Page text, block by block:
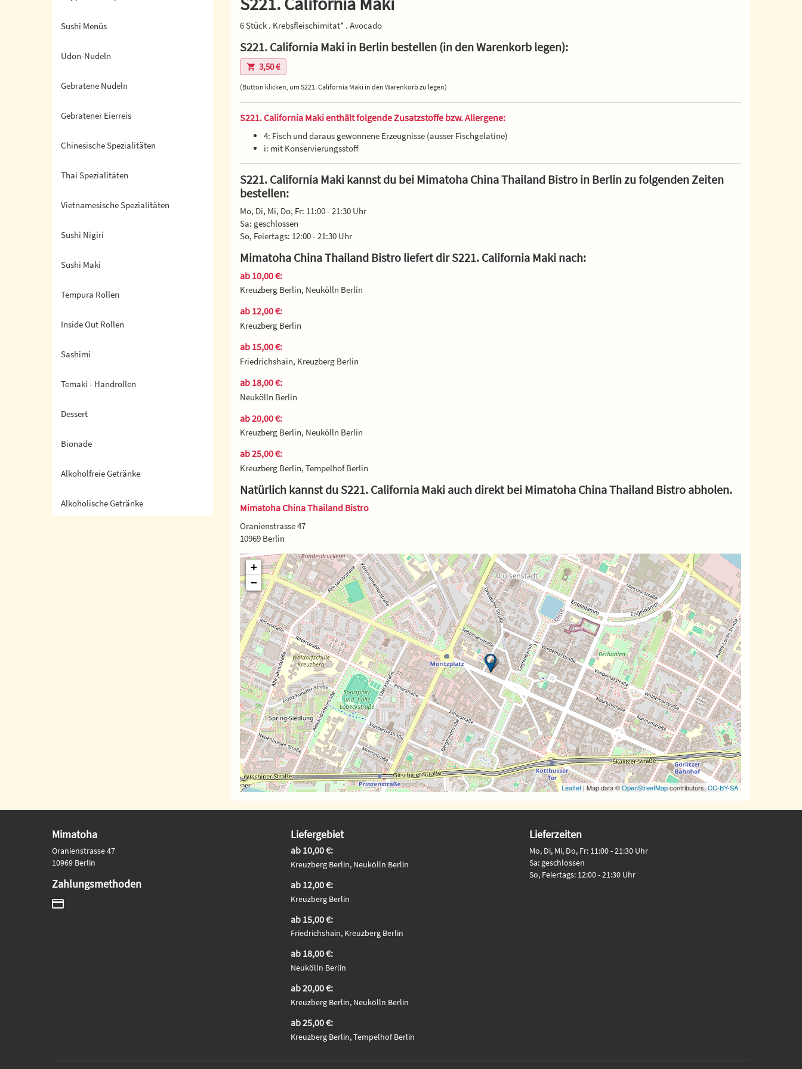
Sushi Menüs
Udon-Nudeln
Gebratene Nudeln
Gebratener Eierreis
Chinesische Spezialitäten
Thai Spezialitäten
Vietnamesische Spezialitäten
Sushi Nigiri
Sushi Maki
Tempura Rollen
Inside Out Rollen
Sashimi
Temaki - Handrollen
Dessert
Bionade
Alkoholfreie Getränke
Alkoholische Getränke
6 Stück . Krebsfleischimitat* . Avocado
S221. California Maki in Berlin bestellen (in den Warenkorb legen):
3,50 €
(Button klicken, um S221. California Maki in den Warenkorb zu legen)
S221. California Maki enthält folgende Zusatzstoffe bzw. Allergene:
4: Fisch und daraus gewonnene Erzeugnisse (ausser Fischgelatine)
i: mit Konservierungsstoff
S221. California Maki kannst du bei Mimatoha China Thailand Bistro in Berlin zu folgenden Zeiten
bestellen:
Mo, Di, Mi, Do, Fr: 11:00 - 21:30 Uhr
Sa: geschlossen
So, Feiertags: 12:00 - 21:30 Uhr
Mimatoha China Thailand Bistro liefert dir S221. California Maki nach:
ab 10,00 €:
Kreuzberg Berlin, Neukölln Berlin
ab 12,00 €:
Kreuzberg Berlin
ab 15,00 €:
Friedrichshain, Kreuzberg Berlin
ab 18,00 €:
Neukölln Berlin
ab 20,00 €:
Kreuzberg Berlin, Neukölln Berlin
ab 25,00 €:
Kreuzberg Berlin, Tempelhof Berlin
Natürlich kannst du S221. California Maki auch direkt bei Mimatoha China Thailand Bistro abholen.
Mimatoha China Thailand Bistro
Oranienstrasse 47
10969 Berlin
+
−
Leaflet| Map data ©OpenStreetMapcontributors,CC-BY-SA
Mimatoha
Oranienstrasse 47
10969 Berlin
Zahlungsmethoden
Liefergebiet
ab 10,00 €:
Kreuzberg Berlin, Neukölln Berlin
ab 12,00 €:
Kreuzberg Berlin
ab 15,00 €:
Friedrichshain, Kreuzberg Berlin
ab 18,00 €:
Neukölln Berlin
ab 20,00 €:
Kreuzberg Berlin, Neukölln Berlin
ab 25,00 €:
Kreuzberg Berlin, Tempelhof Berlin
Lieferzeiten
Mo, Di, Mi, Do, Fr: 11:00 - 21:30 Uhr
Sa: geschlossen
So, Feiertags: 12:00 - 21:30 Uhr